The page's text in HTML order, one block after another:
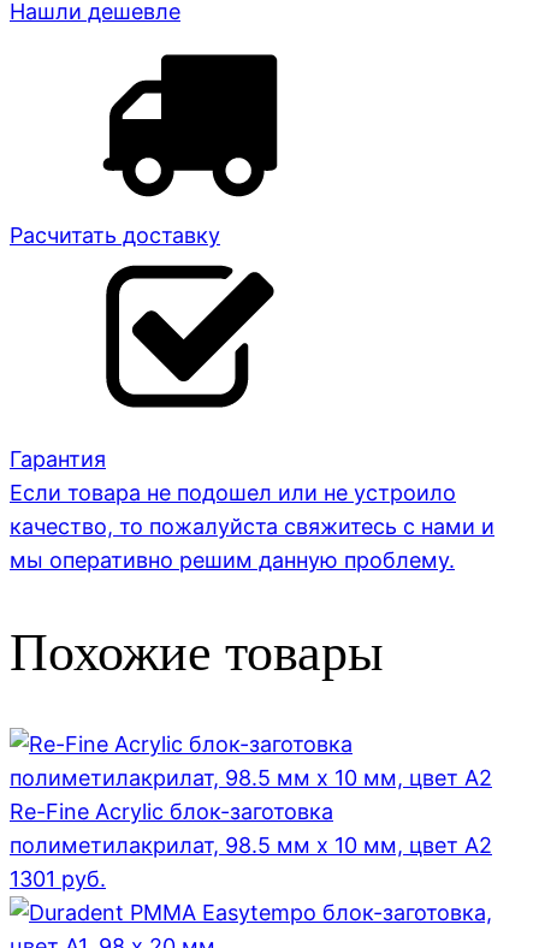
Нашли дешевле
Расчитать доставку
Гарантия
Если товара не подошел или не устроило
качество, то пожалуйста свяжитесь с нами и
мы оперативно решим данную проблему.
Похожие товары
Re-Fine Acrylic блок-заготовка
полиметилакрилат, 98.5 мм x 10 мм, цвет A2
1301 руб.